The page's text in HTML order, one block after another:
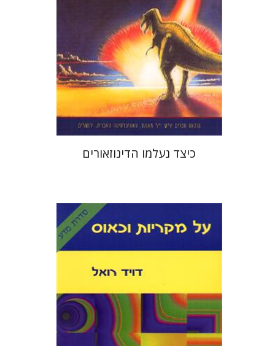
כיצד נעלמו הדינוזאורים
דוד רואל
יכין אונא